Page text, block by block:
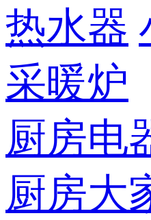
热水器
采暖炉
厨房电
厨房大